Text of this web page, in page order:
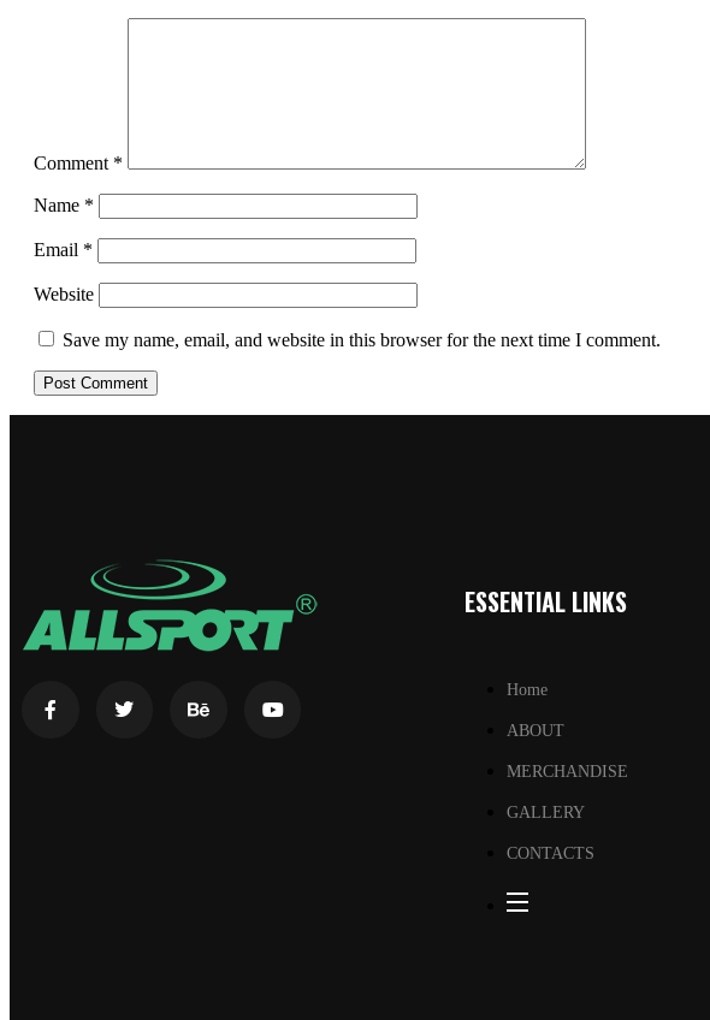
Comment *
Name *
Email *
Website
Save my name, email, and website in this browser for the next time I comment.
ESSENTIAL LINKS
Home
ABOUT
MERCHANDISE
GALLERY
CONTACTS